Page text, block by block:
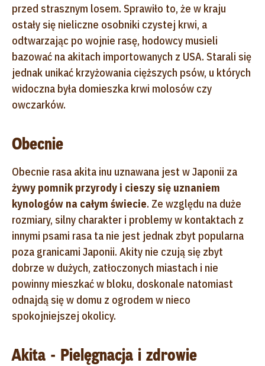
przed strasznym losem. Sprawiło to, że w kraju
ostały się nieliczne osobniki czystej krwi, a
odtwarzając po wojnie rasę, hodowcy musieli
bazować na akitach importowanych z USA. Starali się
jednak unikać krzyżowania cięższych psów, u których
widoczna była domieszka krwi molosów czy
owczarków.
Obecnie
Obecnie rasa akita inu uznawana jest w Japonii za
żywy pomnik przyrody i cieszy się uznaniem
kynologów na całym świecie. Ze względu na duże
rozmiary, silny charakter i problemy w kontaktach z
innymi psami rasa ta nie jest jednak zbyt popularna
poza granicami Japonii. Akity nie czują się zbyt
dobrze w dużych, zatłoczonych miastach i nie
powinny mieszkać w bloku, doskonale natomiast
odnajdą się w domu z ogrodem w nieco
spokojniejszej okolicy.
Akita - Pielęgnacja i zdrowie